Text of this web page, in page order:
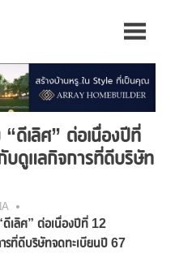
ดีเลิศ” ต่อเนื่องปีที่
บดูแลกิจการที่ดีบริษัท
เลิศ” ต่อเนื่องปีที่ 12
รที่ดีบริษัทจดทะเบียนปี 67